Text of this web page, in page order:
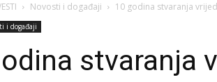
Novosti i događaji 10 godina stvaranja
i događaji
stvaranja